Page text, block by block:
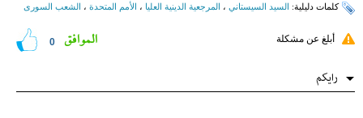
کلمات دلیلیة: السيد السيستاني ، المرجعية الدينية العليا ، الأمم المتحدة ، الشعب السوری
أبلغ عن مشكلة 0 الموافق
رایکم